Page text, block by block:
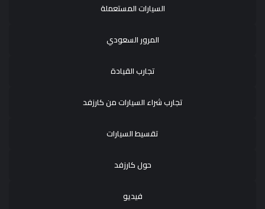
السيارات المستعملة
المرور السعودي
تجارب القيادة
تجارب شراء السيارات من كارزفد
تقسيط السيارات
حول كارزفد
فيديو